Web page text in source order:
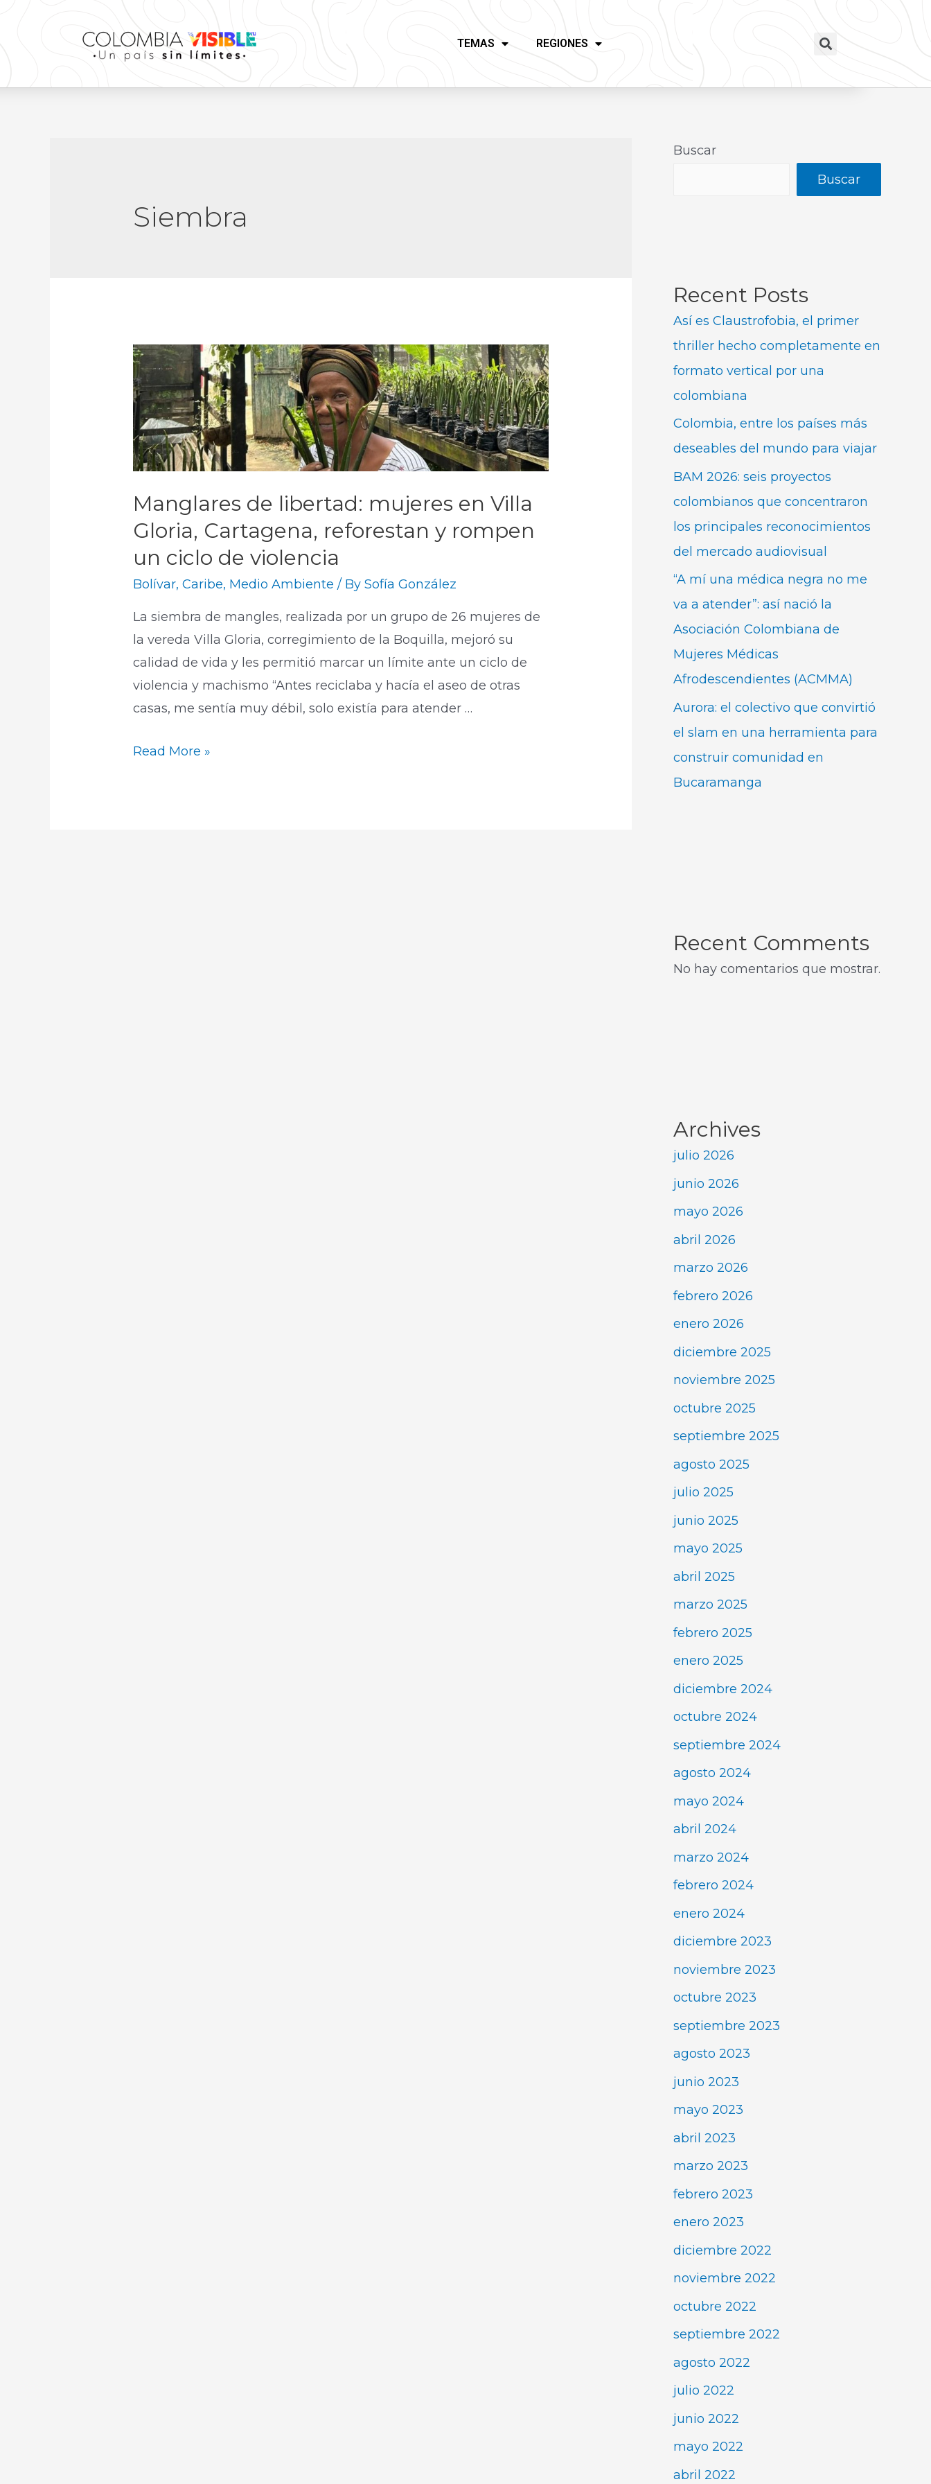
TEMAS REGIONES
Siembra
Manglares de libertad: mujeres en Villa
Gloria, Cartagena, reforestan y rompen
un ciclo de violencia
Bolívar,Caribe, Medio Ambiente / BySofía González
La siembra de mangles, realizada por un grupo de 26 mujeres de
la vereda Villa Gloria, corregimiento de la Boquilla, mejoró su
calidad de vida y les permitió marcar un límite ante un ciclo de
violencia y machismo “Antes reciclaba y hacía el aseo de otras
casas, me sentía muy débil, solo existía para atender …
Read More »
Buscar
Buscar
Recent Posts
Así es Claustrofobia, el primer
thriller hecho completamente en
formato vertical por una
colombiana
Colombia, entre los países más
deseables del mundo para viajar
BAM 2026: seis proyectos
colombianos que concentraron
los principales reconocimientos
del mercado audiovisual
“A mí una médica negra no me
va a atender”: así nació la
Asociación Colombiana de
Mujeres Médicas
Afrodescendientes (ACMMA)
Aurora: el colectivo que convirtió
el slam en una herramienta para
construir comunidad en
Bucaramanga
Recent Comments
No hay comentarios que mostrar.
Archives
julio 2026
junio 2026
mayo 2026
abril 2026
marzo 2026
febrero 2026
enero 2026
diciembre 2025
noviembre 2025
octubre 2025
septiembre 2025
agosto 2025
julio 2025
junio 2025
mayo 2025
abril 2025
marzo 2025
febrero 2025
enero 2025
diciembre 2024
octubre 2024
septiembre 2024
agosto 2024
mayo 2024
abril 2024
marzo 2024
febrero 2024
enero 2024
diciembre 2023
noviembre 2023
octubre 2023
septiembre 2023
agosto 2023
junio 2023
mayo 2023
abril 2023
marzo 2023
febrero 2023
enero 2023
diciembre 2022
noviembre 2022
octubre 2022
septiembre 2022
agosto 2022
julio 2022
junio 2022
mayo 2022
abril 2022